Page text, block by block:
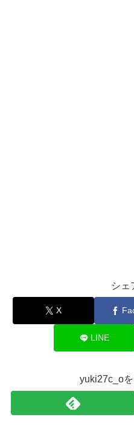
シェ
X
LINE
yuki27c_o